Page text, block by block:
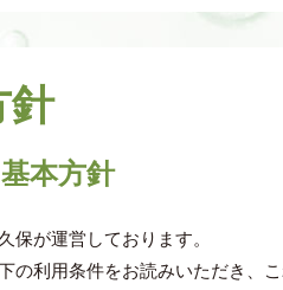
針
本方針
保が運営しております。
の利用条件をお読みいただき、